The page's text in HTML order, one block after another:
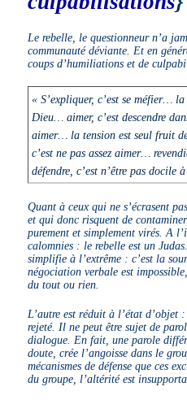
Le rebelle, le questionneur n’a
communauté déviante. Et en
coups d’humiliations et de
« S’expliquer, c’est se méfier…
Dieu… aimer, c’est descendre
aimer… la tension est seul fruit
c’est ne pas assez aimer…
défendre, c’est n’être pas docile
Quant à ceux qui ne s’écrasent
et qui donc risquent de
purement et simplement virés. A
calomnies : le rebelle est un
simplifie à l’extrême : c’est la
négociation verbale est
du tout ou rien.
L’autre est réduit à l’état d’objet
rejeté. Il ne peut être sujet de
dialogue. En fait, une parole
doute, crée l’angoisse dans le
mécanismes de défense que ces
du groupe, l’altérité est